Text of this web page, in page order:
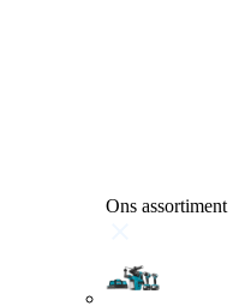
Ons assortiment